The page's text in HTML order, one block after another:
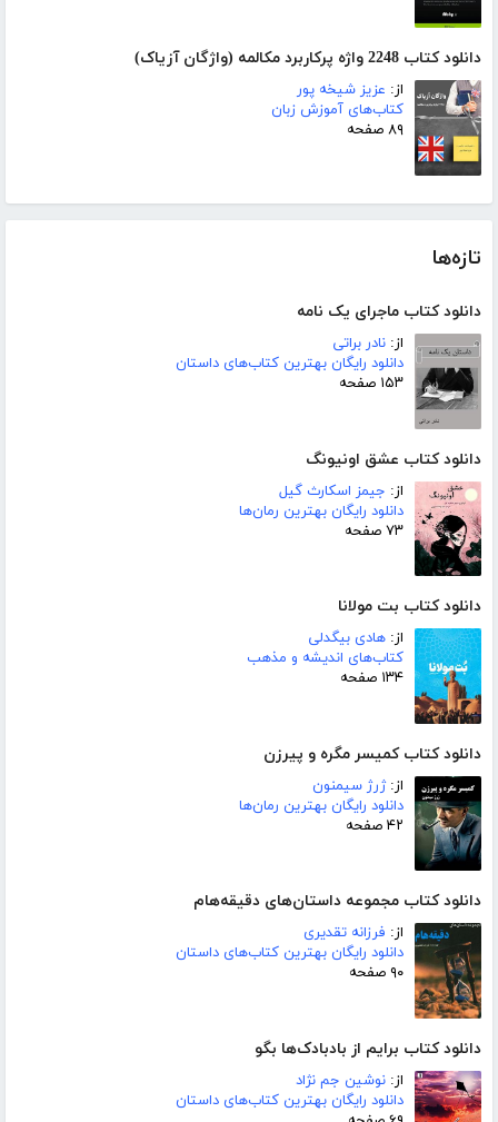
دانلود کتاب 2248 واژه پرکاربرد مکالمه (واژگان آزیاک)
از: عزیز شیخه پور
کتاب‌های آموزش زبان
۸۹ صفحه
تازه‌ها
دانلود کتاب ماجرای یک نامه
از: نادر براتی
دانلود رایگان بهترین کتاب‌های داستان
۱۵۳ صفحه
دانلود کتاب عشق اونیونگ
از: جیمز اسکارث گیل
دانلود رایگان بهترین رمان‌ها
۷۳ صفحه
دانلود کتاب بت مولانا
از: هادی بیگدلی
کتاب‌های اندیشه و مذهب
۱۳۴ صفحه
دانلود کتاب کمیسر مگره و پیرزن
از:ژرژ سیمنون
دانلود رایگان بهترین رمان‌ها
۴۲ صفحه
دانلود کتاب مجموعه داستان‌های دقیقه‌هام
از: فرزانه تقدیری
دانلود رایگان بهترین کتاب‌های داستان
۹۰ صفحه
دانلود کتاب برایم از بادبادک‌ها بگو
از: نوشین جم نژاد
دانلود رایگان بهترین کتاب‌های داستان